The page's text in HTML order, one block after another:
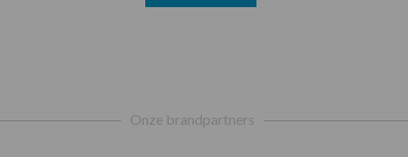
Onze brandpartners